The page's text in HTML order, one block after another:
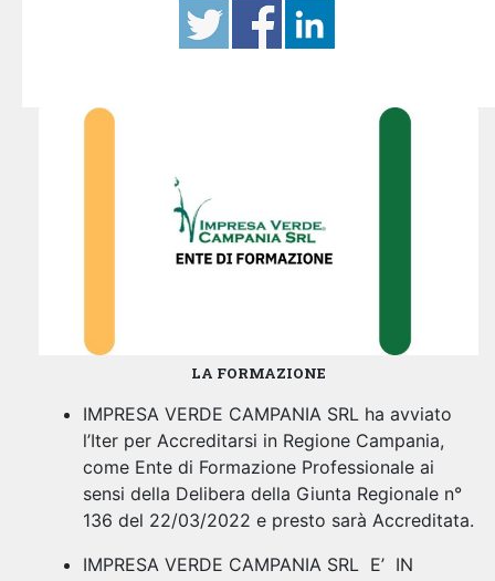
LA FORMAZIONE
IMPRESA VERDE CAMPANIA SRL ha avviato
l’Iter per Accreditarsi in Regione Campania,
come Ente di Formazione Professionale ai
sensi della Delibera della Giunta Regionale n°
136 del 22/03/2022 e presto sarà Accreditata.
IMPRESA VERDE CAMPANIA SRL E’ IN